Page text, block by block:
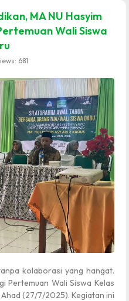
MA NU Hasyim
Wali Siswa
681
kolaborasi yang hangat.
Pertemuan Wali Siswa Kelas
Ahad (27/7/2025). Kegiatan ini